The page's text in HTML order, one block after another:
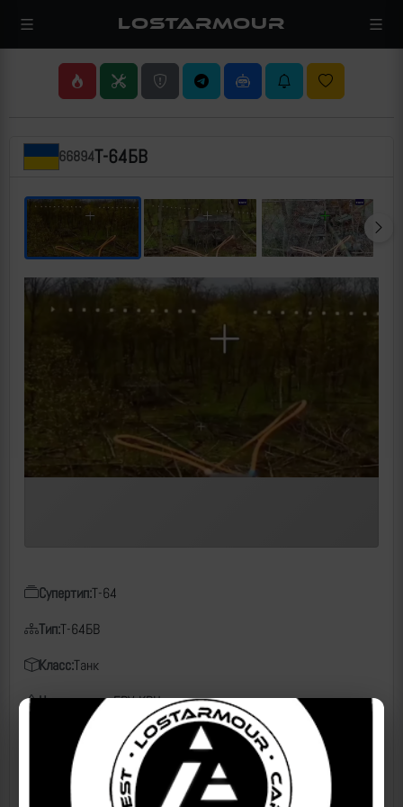
LOSTARMOUR
66894Т-64БВ
Супертип:Т-64
Тип:Т-64БВ
Класс:Танк
Чем поражен:FPV, КВН
20.04.2026
Место:
Кияница, Сумская область